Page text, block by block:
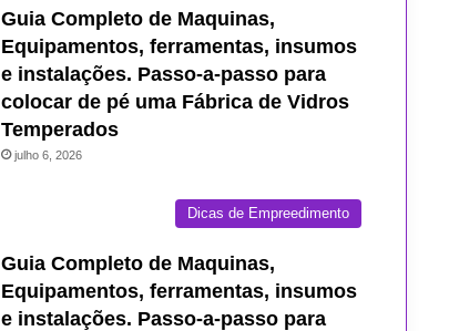
Guia Completo de Maquinas,
Equipamentos, ferramentas, insumos
e instalações. Passo-a-passo para
colocar de pé uma Fábrica de Vidros
Temperados
julho 6, 2026
Dicas de Empreedimento
Guia Completo de Maquinas,
Equipamentos, ferramentas, insumos
e instalações. Passo-a-passo para